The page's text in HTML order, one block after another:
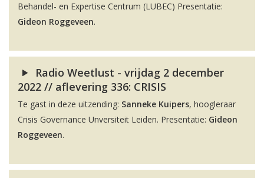
Behandel- en Expertise Centrum (LUBEC) Presentatie:
Gideon Roggeveen.
Radio Weetlust - vrijdag 2 december
2022 // aflevering 336: CRISIS
Te gast in deze uitzending: Sanneke Kuipers, hoogleraar
Crisis Governance Unversiteit Leiden. Presentatie: Gideon
Roggeveen.